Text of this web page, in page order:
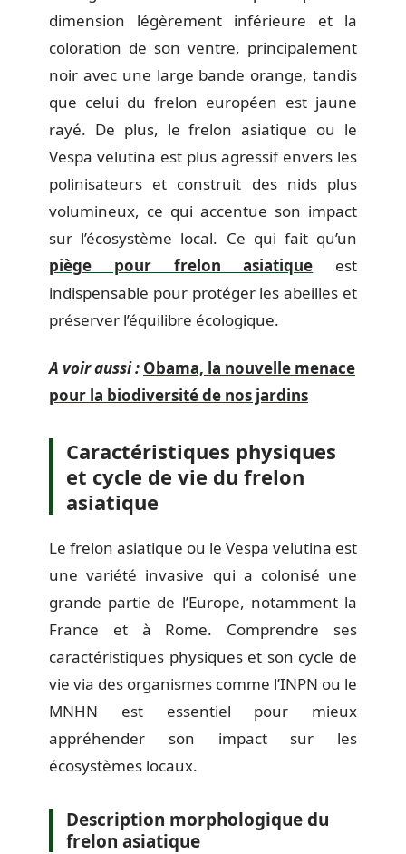
dimension légèrement inférieure et la
coloration de son ventre, principalement
noir avec une large bande orange, tandis
que celui du frelon européen est jaune
rayé. De plus, le frelon asiatique ou le
Vespa velutina est plus agressif envers les
polinisateurs et construit des nids plus
volumineux, ce qui accentue son impact
sur l’écosystème local. Ce qui fait qu’un
piège pour frelon asiatique est
indispensable pour protéger les abeilles et
préserver l’équilibre écologique.
A voir aussi : Obama, la nouvelle menace
pour la biodiversité de nos jardins
Caractéristiques physiques
et cycle de vie du frelon
asiatique
Le frelon asiatique ou le Vespa velutina est
une variété invasive qui a colonisé une
grande partie de l’Europe, notamment la
France et à Rome. Comprendre ses
caractéristiques physiques et son cycle de
vie via des organismes comme l’INPN ou le
MNHN est essentiel pour mieux
appréhender son impact sur les
écosystèmes locaux.
Description morphologique du
frelon asiatique